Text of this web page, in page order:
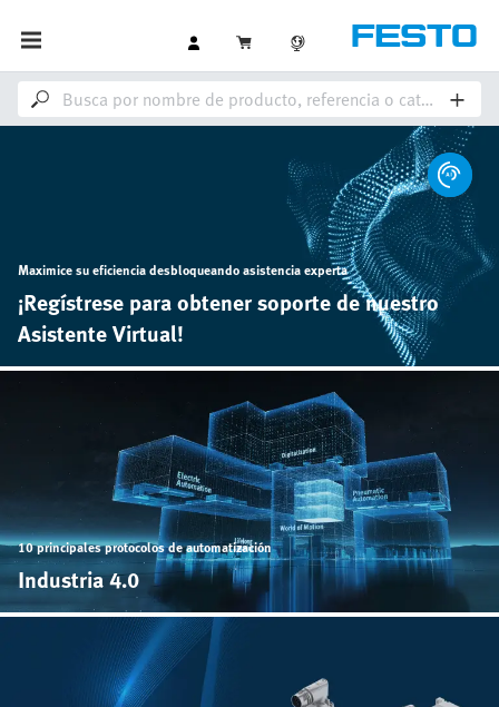
Maximice su eficiencia desbloqueando asistencia experta
¡Regístrese para obtener soporte de nuestro
Asistente Virtual!
10 principales protocolos de automatización
Industria 4.0